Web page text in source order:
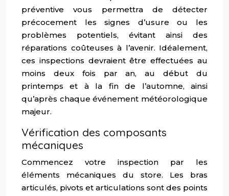
préventive vous permettra de détecter
précocement les signes d’usure ou les
problèmes potentiels, évitant ainsi des
réparations coûteuses à l’avenir. Idéalement,
ces inspections devraient être effectuées au
moins deux fois par an, au début du
printemps et à la fin de l’automne, ainsi
qu’après chaque événement météorologique
majeur.
Vérification des composants
mécaniques
Commencez votre inspection par les
éléments mécaniques du store. Les bras
articulés, pivots et articulations sont des points